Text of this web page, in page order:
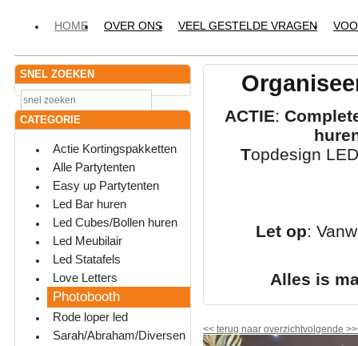
HOME OVER ONS VEEL GESTELDE VRAGEN
SNEL ZOEKEN
CATEGORIE
Actie Kortingspakketten
Alle Partytenten
Easy up Partytenten
Led Bar huren
Led Cubes/Bollen huren
Led Meubilair
Led Statafels
Love Letters
Photobooth
Rode loper led
Sarah/Abraham/Diversen
ACTIE:
Topdesign
Let op:
Alles is
<< terug naar overzichtvolgende >>